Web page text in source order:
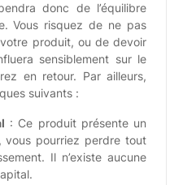
donc de l’équilibre
Vous risquez de ne pas
produit, ou de devoir
sensiblement sur le
en retour. Par ailleurs,
suivants :
: Ce produit présente un
pourriez perdre tout
Il n’existe aucune